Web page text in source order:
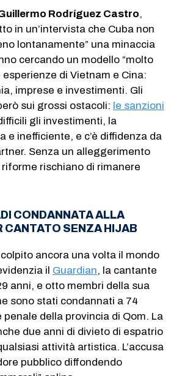
Rodríguez Castro,
in un’intervista che Cuba non
lontanamente” una minaccia
cercando un modello “molto
esperienze di Vietnam e Cina:
imprese e investimenti. Gli
sui grossi ostacoli: le sanzioni
gli investimenti, la
e inefficiente, e c’è diffidenza da
Senza un alleggerimento
rischiano di rimanere
CONDANNATA ALLA
CANTATO SENZA HIJAB
ancora una volta il mondo
il Guardian, la cantante
anni, e otto membri della sua
sono stati condannati a 74
della provincia di Qom. La
due anni di divieto di espatrio
attività artistica. L’accusa
pubblico diffondendo